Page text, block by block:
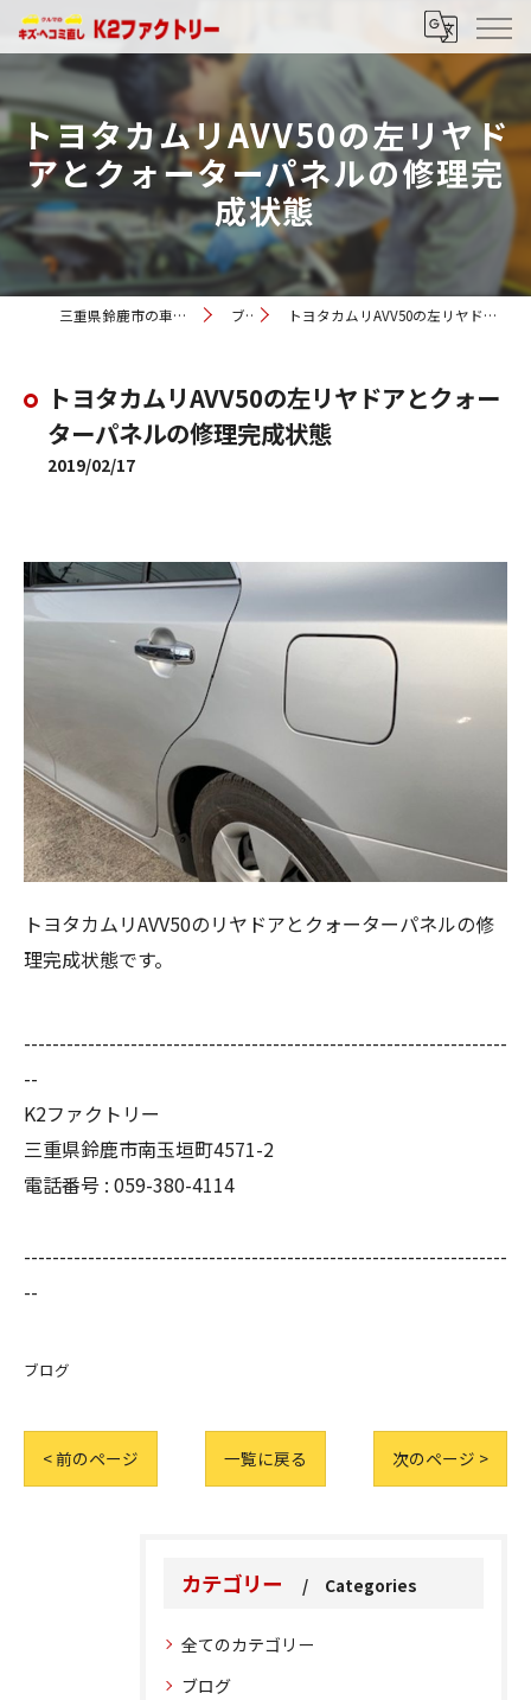
トヨタカムリAVV50の左リヤド
アとクォーターパネルの修理完
成状態
三重県鈴鹿市の車修理ならK2ファクトリー ブログ トヨタカムリAVV50の左リヤドアとクォーターパネルの修理完成状態
トヨタカムリAVV50の左リヤドアとクォー
ターパネルの修理完成状態
2019/02/17
トヨタカムリAVV50のリヤドアとクォーターパネルの修
理完成状態です。
--------------------------------------------------------------------
--
K2ファクトリー
三重県鈴鹿市南玉垣町4571-2
電話番号 : 059-380-4114
--------------------------------------------------------------------
--
ブログ
< 前のページ 一覧に戻る 次のページ >
カテゴリー Categories
全てのカテゴリー
ブログ